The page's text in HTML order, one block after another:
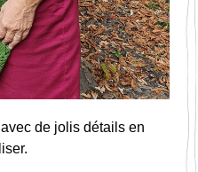
de jolis détails en